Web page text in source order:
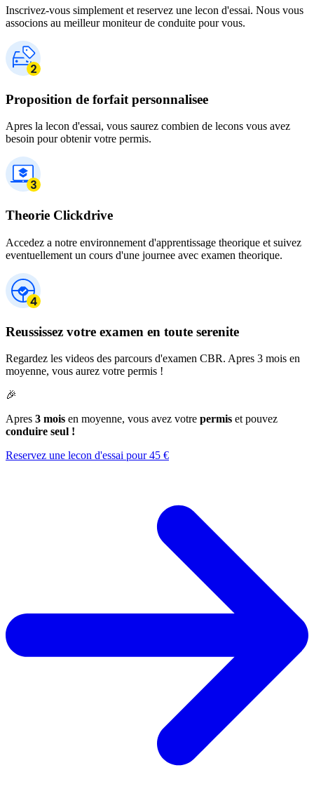
Inscrivez-vous simplement et reservez une lecon d'essai. Nous vous
associons au meilleur moniteur de conduite pour vous.
Proposition de forfait personnalisee
Apres la lecon d'essai, vous saurez combien de lecons vous avez
besoin pour obtenir votre permis.
Theorie Clickdrive
Accedez a notre environnement d'apprentissage theorique et suivez
eventuellement un cours d'une journee avec examen theorique.
Reussissez votre examen en toute serenite
Regardez les videos des parcours d'examen CBR. Apres 3 mois en
moyenne, vous aurez votre permis !
🎉
Apres 3 mois en moyenne, vous avez votre permis et pouvez
conduire seul !
Reservez une lecon d'essai pour 45 €